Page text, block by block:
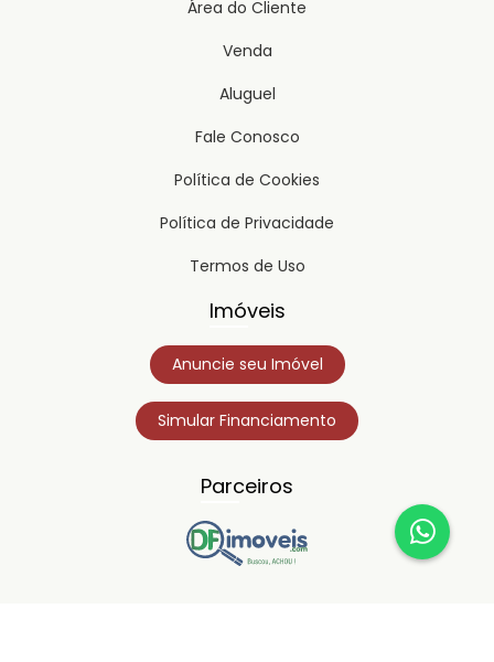
Área do Cliente
Venda
Aluguel
Fale Conosco
Política de Cookies
Política de Privacidade
Termos de Uso
Imóveis
Anuncie seu Imóvel
Simular Financiamento
Parceiros